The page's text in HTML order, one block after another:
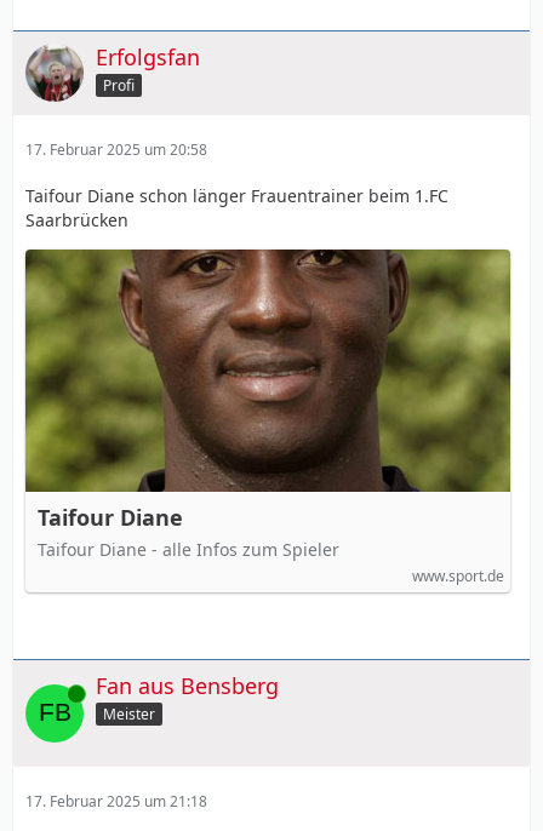
Erfolgsfan
Profi
17. Februar 2025 um 20:58
Taifour Diane schon länger Frauentrainer beim 1.FC
Saarbrücken
Taifour Diane
Taifour Diane - alle Infos zum Spieler
www.sport.de
Online Fan aus Bensberg
Meister
17. Februar 2025 um 21:18